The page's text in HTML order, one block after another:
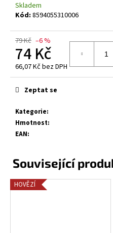
Skladem
Kód: 8594055310006
79 Kč –6 %
74 Kč
66,07 Kč bez DPH
Měrná
cena:
Kategorie:
Hmotnost:
EAN:
Zeptat se
HOVĚZÍ
FINE
GUSTO
SUŠENÉ
MASO
BEEF
JERKY
TERIYAKI
35
Kč
Původně:
Kč